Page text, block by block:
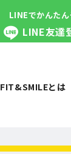
LINEでかんた
LINE友達
FIT&SMILEとは
FIT&SMILEとは